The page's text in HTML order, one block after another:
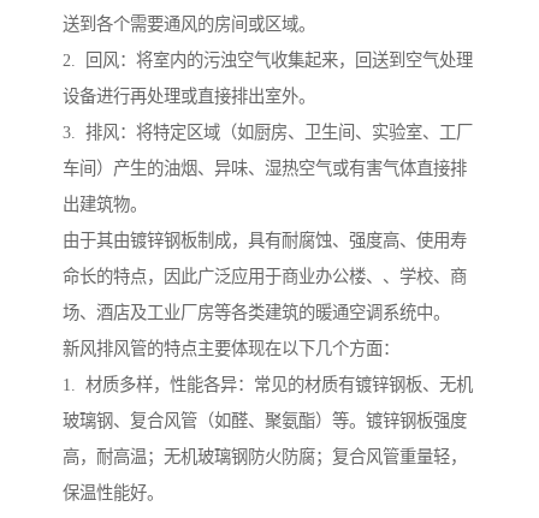
送到各个需要通风的房间或区域。
2. 回风：将室内的污浊空气收集起来，回送到空气处理
设备进行再处理或直接排出室外。
3. 排风：将特定区域（如厨房、卫生间、实验室、工厂
车间）产生的油烟、异味、湿热空气或有害气体直接排
出建筑物。
由于其由镀锌钢板制成，具有耐腐蚀、强度高、使用寿
命长的特点，因此广泛应用于商业办公楼、、学校、商
场、酒店及工业厂房等各类建筑的暖通空调系统中。
新风排风管的特点主要体现在以下几个方面：
1. 材质多样，性能各异：常见的材质有镀锌钢板、无机
玻璃钢、复合风管（如醛、聚氨酯）等。镀锌钢板强度
高，耐高温；无机玻璃钢防火防腐；复合风管重量轻，
保温性能好。